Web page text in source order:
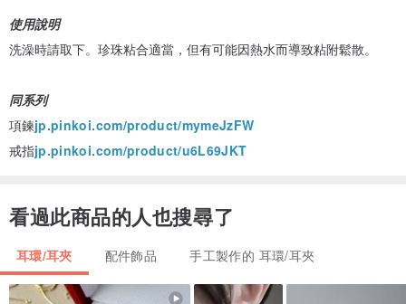
使用說明
洗澡時請取下。珍珠粘合適當，但有可能因熱水而導致粘附鬆散。
同系列
項鍊jp.pinkoi.com/product/mymeJzFW
戒指jp.pinkoi.com/product/u6L69JKT
看過此商品的人也搜尋了
耳環/耳夾 配件飾品 手工製作的 耳環/耳夾